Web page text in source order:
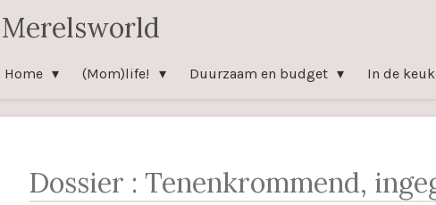
Merelsworld
Home (Mom)life! Duurzaam en budget In de
Dossier : Tenenkrommend,